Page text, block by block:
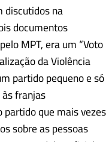
na
documentos
MPT, era um “Voto
da Violência
partido pequeno e só
franjas
que mais vezes
sobre as pessoas